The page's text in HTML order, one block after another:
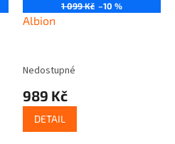
1 099 Kč –10 %
Albion
Nedostupné
989 Kč
DETAIL